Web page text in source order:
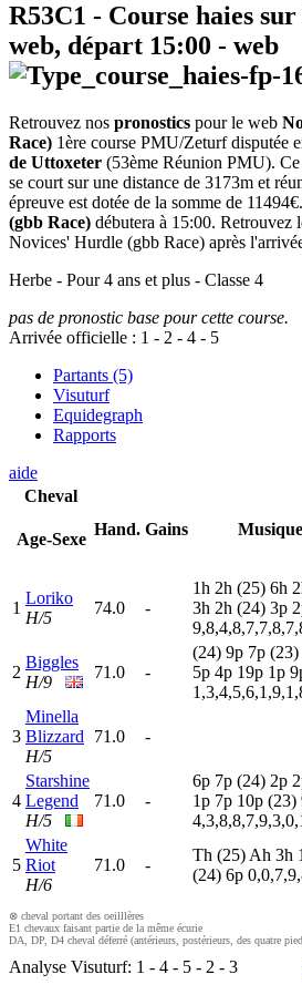
R53C1 - Course haies
web, départ 15:00 - web
Retrouvez nos pronostics pour le web
Race) 1ère course PMU/Zeturf disputée
de Uttoxeter (53ème Réunion PMU). Ce
se court sur une distance de 3173m et
épreuve est dotée de la somme de
(gbb Race) débutera à 15:00. Retrouvez
Novices' Hurdle (gbb Race) après
Herbe - Pour 4 ans et plus - Classe 4
pas de pronostic base pour cette course.
Arrivée officielle : 1 - 2 - 4 - 5
Partants (5)
Visuturf
Equidegraph
Rapports
aide
Cheval
Age-Sexe
Hand. Gains Musique
1
Loriko
H/5
74.0 -
1h 2h (25) 6h 2
3h 2h (24) 3p 2
2
Biggles
H/9
71.0 -
(24) 9p 7p (23)
5p 4p 19p 1p 9
3
Minella
Blizzard
H/5
71.0 -
4
Starshine
Legend
H/5
71.0 -
6p 7p (24) 2p 2
1p 7p 10p (23)
5
White
Riot
H/6
71.0 -
Th (25) Ah 3h 1
(24) 6p
⊗ cheval portant des oeilllères
E1 chevaux faisant partie de la même écurie
DA, DP, D4 cheval déferré (antérieurs, postérieurs, des quatre
Analyse Visuturf: 1 - 4 - 5 - 2 - 3